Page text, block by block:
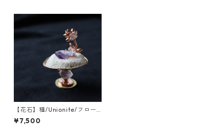
【花石】種/Unionite/フロー
ライトとセダム
¥7,500